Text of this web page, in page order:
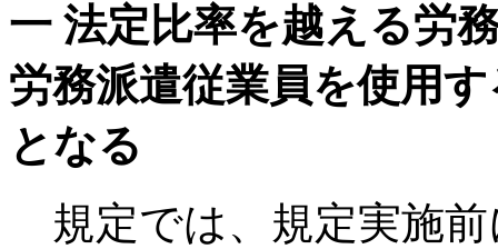
一 法定比率を越える労
労務派遣従業員を使用
となる
規定では、規定実施